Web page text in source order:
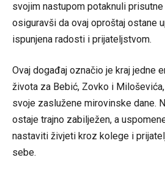
svojim nastupom potaknuli
osiguravši da ovaj oproštaj ostane
ispunjena radosti i prijateljstvom.
Ovaj događaj označio je kraj jedne
života za Bebić, Zovko i
svoje zaslužene mirovinske dane.
ostaje trajno zabilježen, a
nastaviti živjeti kroz kolege i
sebe.